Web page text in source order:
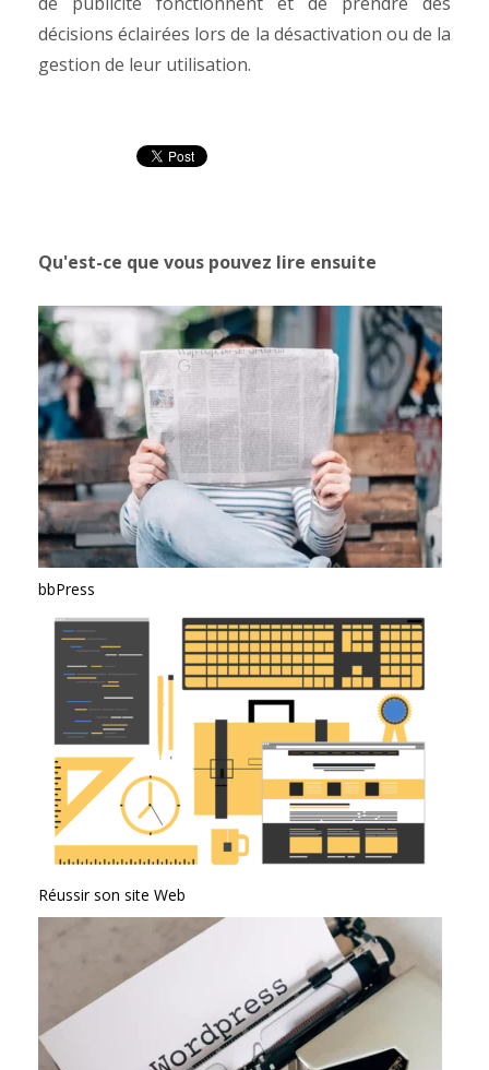
décisions éclairées lors de la désactivation ou de la
gestion de leur utilisation.
Qu'est-ce que vous pouvez lire ensuite
bbPress
Réussir son site Web